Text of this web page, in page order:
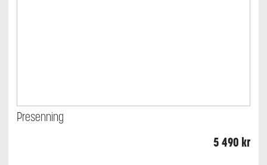
Presenning
5 490 kr